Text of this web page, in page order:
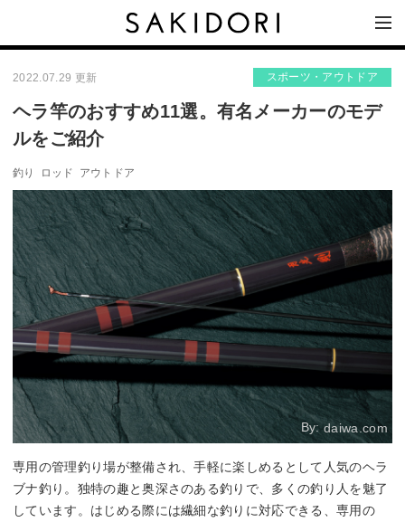
2022.07.29 更新 スポーツ・アウトドア
ヘラ竿のおすすめ11選。有名メーカーのモデ
ルをご紹介
釣り ロッド アウトドア
By:daiwa.com
専用の管理釣り場が整備され、手軽に楽しめるとして人気のヘラ
ブナ釣り。独特の趣と奥深さのある釣りで、多くの釣り人を魅了
しています。はじめる際には繊細な釣りに対応できる、専用の